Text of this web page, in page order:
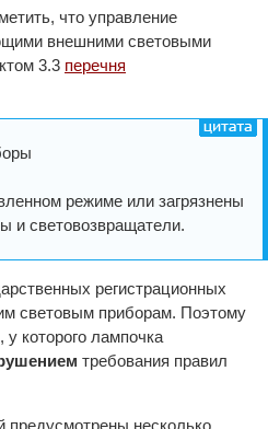
что управление
внешними световыми
3.3 перечня
режиме или загрязнены
и световозвращатели.
регистрационных
световым приборам. Поэтому
которого лампочка
требования правил
предусмотрены несколько